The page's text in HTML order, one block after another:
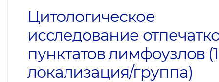
Цитологическое
исследование
пунктатов лимфоузлов (1
локализация/группа)